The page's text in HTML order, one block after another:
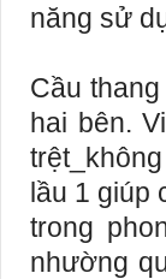
năng sử
Cầu
hai bên.
lầu 1 giúp
trong
nhường